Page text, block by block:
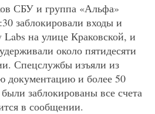
СБУ и группа «Альфа»
заблокировали входы и
на улице Краковской, и
около пятидесяти
Спецслужбы изъяли из
документацию и более 50
заблокированы все счета
в сообщении.